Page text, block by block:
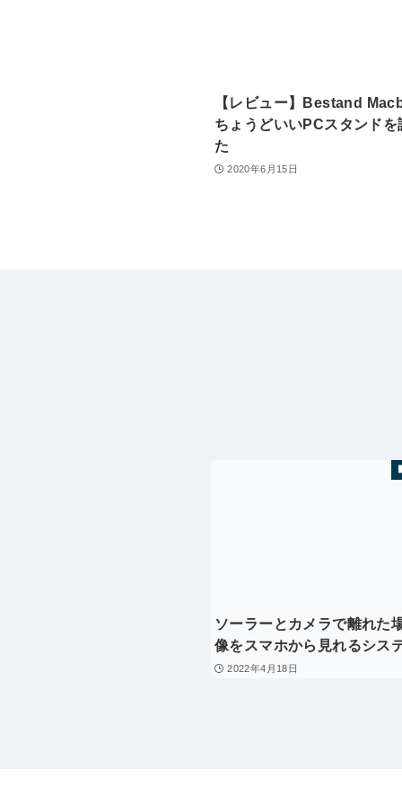
【レビュー】Bestand
ちょうどいいPCスタンドを
た
2020年6月15日
ソーラーとカメラで離れた
像をスマホから見れるシス
2022年4月18日